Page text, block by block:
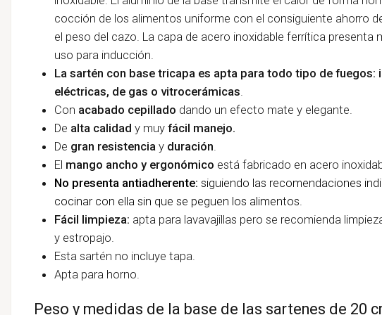
cocción de los alimentos uniforme con el consiguiente ahorro
el peso del cazo. La capa de acero inoxidable ferrítica presenta
uso para inducción.
La sartén con base tricapa es apta para todo tipo de fuegos:
eléctricas, de gas o vitrocerámicas
Con acabado cepillado dando un efecto mate y elegante.
De alta calidad y muyfácil manejo.
De gran resistencia y duración
El mango ancho y ergonómico está fabricado en acero
No presenta antiadherente: siguiendo las recomendaciones
cocinar con ella sin que se peguen los alimentos.
Fácil limpieza: apta para lavavajillas pero se recomienda
y estropajo.
Esta sartén no incluye tapa.
Apta para horno.
Peso y medidas de la base de las sartenes de 20